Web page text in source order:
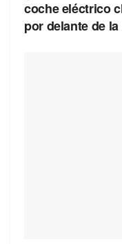
coche eléctrico
por delante de la